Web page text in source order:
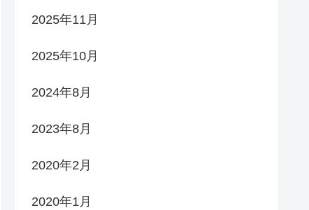
2025年11月
2025年10月
2024年8月
2023年8月
2020年2月
2020年1月